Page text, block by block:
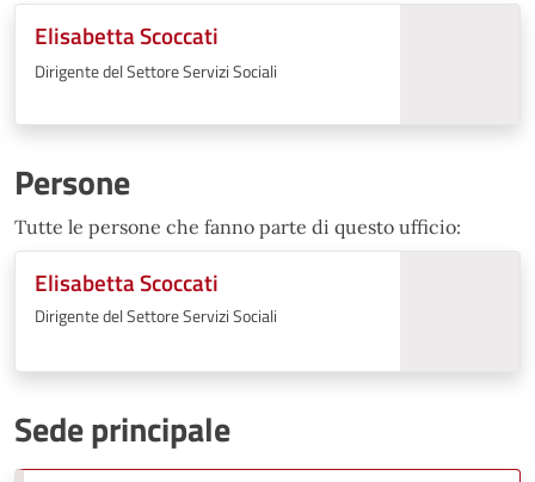
Elisabetta Scoccati
Dirigente del Settore Servizi Sociali
Persone
Tutte le persone che fanno parte di questo ufficio:
Elisabetta Scoccati
Dirigente del Settore Servizi Sociali
Sede principale